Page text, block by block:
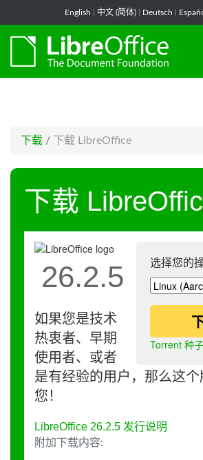
English 中文 (简体) Deutsch
下载 / 下载 LibreOffice
下载
选择您的
Torrent 种子
26.2.5
如果您是技术
热衷者、早期
使用者、或者
是有经验的用户，那么这
您！
LibreOffice 26.2.5 发行说明
附加下载内容: